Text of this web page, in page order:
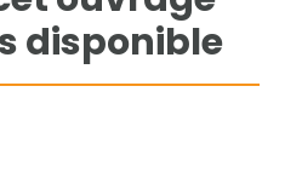
disponible